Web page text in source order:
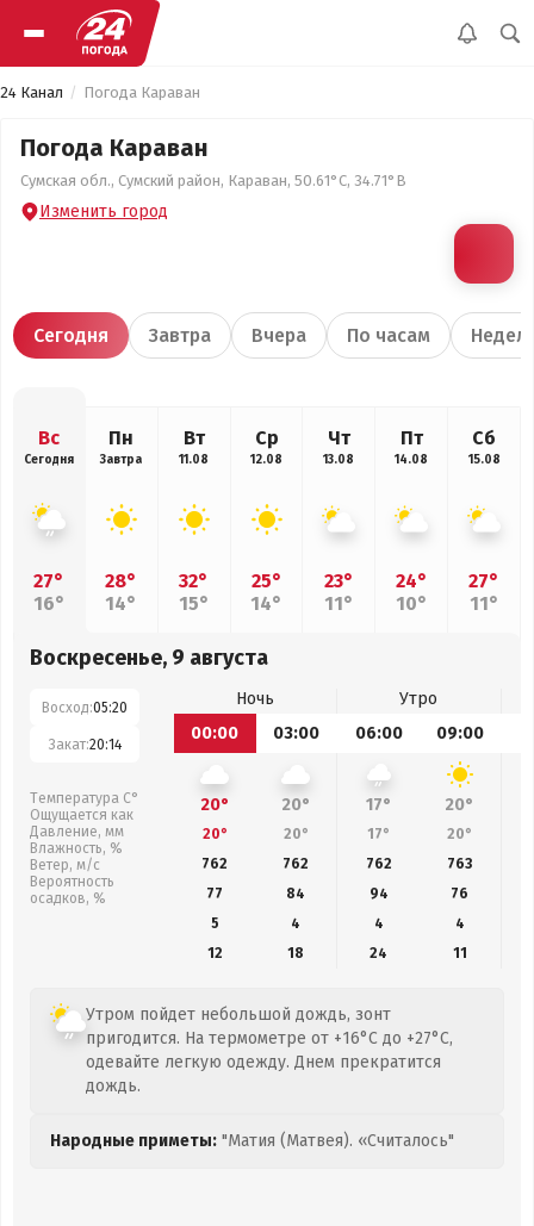
24 Канал Погода Караван
Погода Караван
Сумская обл., Сумский район, Караван, 50.61°С, 34.71°В
Изменить город
Сегодня Завтра Вчера По часам
Вс
Сегодня
27°
16°
Пн
Завтра
28°
14°
Вт
11.08
32°
15°
Ср
12.08
25°
14°
Чт
13.08
23°
11°
Пт
14.08
24°
10°
Сб
15.08
27°
11°
Воскресенье, 9 августа
Восход:05:20
Закат:20:14
Температура С°
Ощущается как
Давление, мм
Влажность, %
Ветер, м/с
Вероятность
осадков, %
Ночь
Утро
00:00
03:00 06:00 09:00
20° 20° 17° 20°
20° 20° 17° 20°
762
762 762 763
77
84 94
76
5
4 4
4
12
18 24 11
Утром пойдет небольшой дождь, зонт
пригодится. На термометре от +16°C до +27°C,
одевайте легкую одежду. Днем прекратится
дождь.
Народные приметы: "Матия (Матвея). «Считалось"